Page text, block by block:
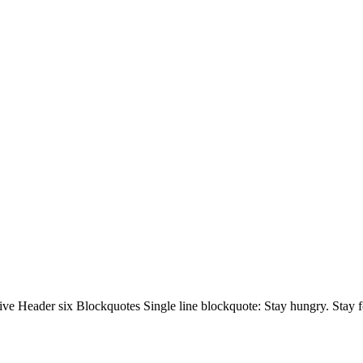
Header six Blockquotes Single line blockquote: Stay hungry.